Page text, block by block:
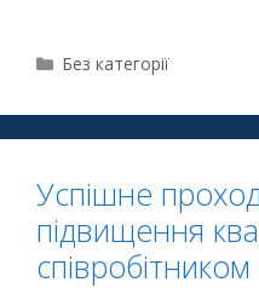
Без категорії
Успішне
підвищення